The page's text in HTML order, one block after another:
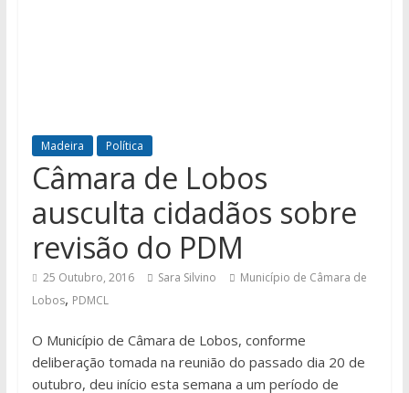
Madeira Política
Câmara de Lobos
ausculta cidadãos sobre
revisão do PDM
25 Outubro, 2016 Sara Silvino
Município de Câmara de
Lobos, PDMCL
O Município de Câmara de Lobos, conforme
deliberação tomada na reunião do passado dia 20 de
outubro, deu início esta semana a um período de